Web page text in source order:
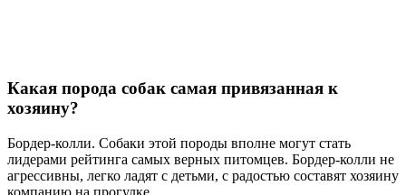
Какая порода собак самая привязанная к
хозяину?
Бордер-колли. Собаки этой породы вполне могут стать
лидерами рейтинга самых верных питомцев. Бордер-колли не
агрессивны, легко ладят с детьми, с радостью составят хозяину
компанию на прогулке.